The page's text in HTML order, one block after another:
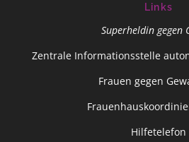
Links
Superheldin gegen
Zentrale Informationsstelle
Frauen gegen
Hilfetelefon